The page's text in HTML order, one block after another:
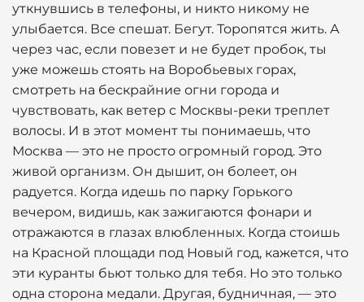
уткнувшись в телефоны, и никто никому не
улыбается. Все спешат. Бегут. Торопятся жить. А
через час, если повезет и не будет пробок, ты
уже можешь стоять на Воробьевых горах,
смотреть на бескрайние огни города и
чувствовать, как ветер с Москвы-реки треплет
волосы. И в этот момент ты понимаешь, что
Москва — это не просто огромный город. Это
живой организм. Он дышит, он болеет, он
радуется. Когда идешь по парку Горького
вечером, видишь, как зажигаются фонари и
отражаются в глазах влюбленных. Когда стоишь
на Красной площади под Новый год, кажется, что
эти куранты бьют только для тебя. Но это только
одна сторона медали. Другая, будничная, — это